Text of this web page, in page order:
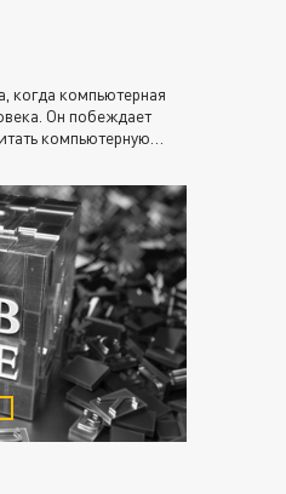
когда компьютерная
Он побеждает
компьютерную